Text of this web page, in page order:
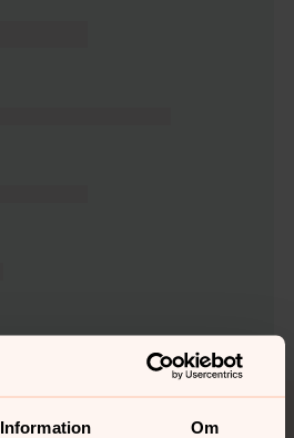
Information Om